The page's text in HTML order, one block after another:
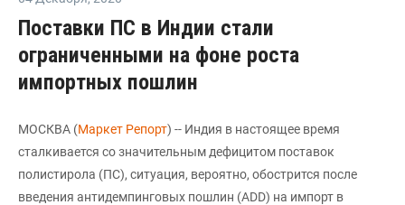
Поставки ПС в Индии стали
ограниченными на фоне роста
импортных пошлин
МОСКВА (Маркет Репорт) -- Индия в настоящее время
сталкивается со значительным дефицитом поставок
полистирола (ПС), ситуация, вероятно, обострится после
введения антидемпинговых пошлин (ADD) на импорт в